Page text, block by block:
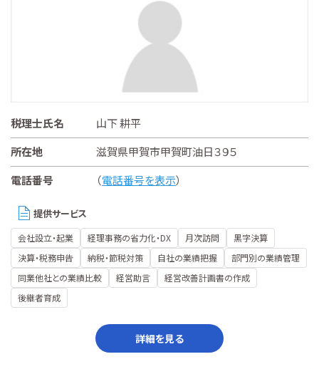
税理士氏名
山下 耕平
所在地
滋賀県甲賀市甲賀町油日３９５
電話番号
（電話番号を表示）
提供サービス
会社設立・起業 経理事務の省力化・DX 月次訪問
黒字決算
決算・税務申告
納税・節税対策 自社の業績把握
部門別の業績管理
同業他社との業績比較
経営助言
経営改善計画書の作成
後継者育成
詳細を見る